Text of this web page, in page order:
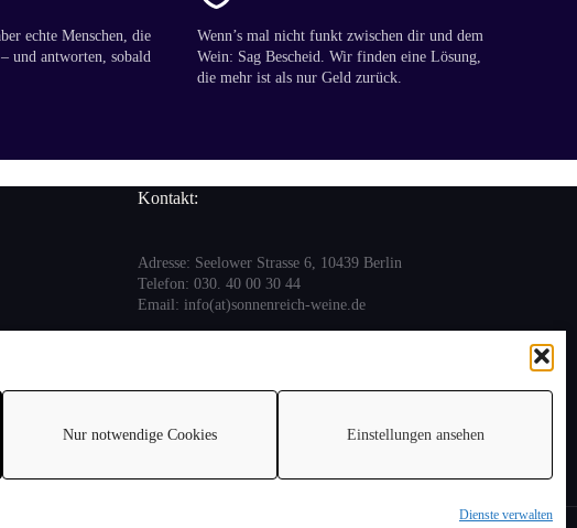
Dienste verwalten
Nur notwendige Cookies Einstellungen ansehen
echte Menschen, die
und antworten, sobald
Wenn’s mal nicht funkt zwischen dir und dem
Wein: Sag Bescheid. Wir finden eine Lösung,
die mehr ist als nur Geld zurück.
Kontakt:
Adresse: Seelower Strasse 6, 10439 Berlin
Telefon: 030. 40 00 30 44
Email: info(at)sonnenreich-weine.de